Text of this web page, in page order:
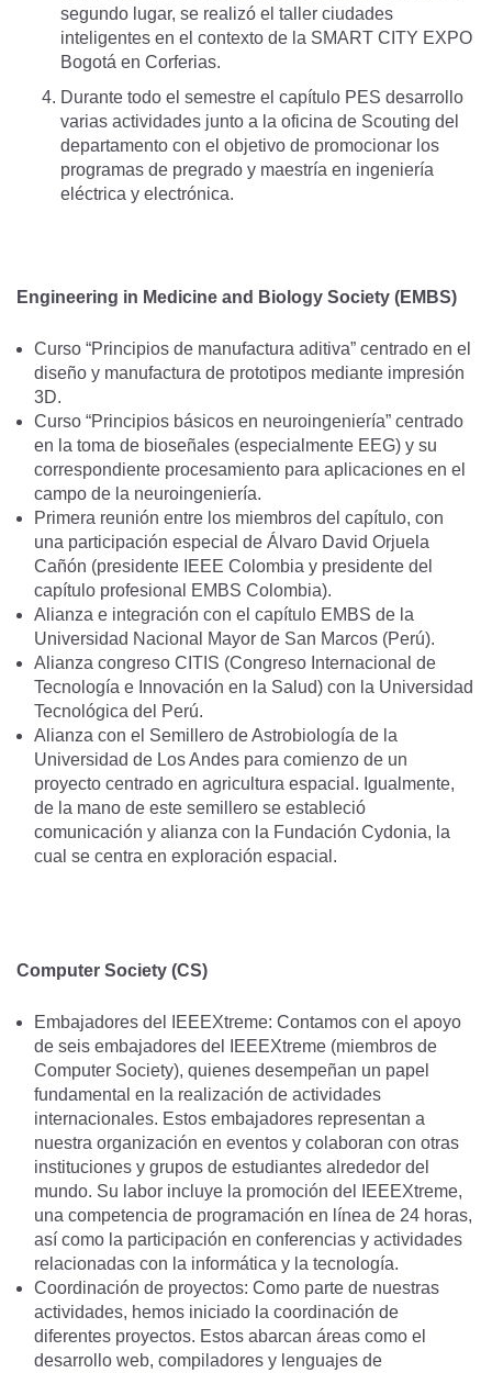
segundo lugar, se realizó el taller ciudades
inteligentes en el contexto de la SMART CITY EXPO
Bogotá en Corferias.
Durante todo el semestre el capítulo PES desarrollo
varias actividades junto a la oficina de Scouting del
departamento con el objetivo de promocionar los
programas de pregrado y maestría en ingeniería
eléctrica y electrónica.
Engineering in Medicine and Biology Society (EMBS)
Curso “Principios de manufactura aditiva” centrado en el
diseño y manufactura de prototipos mediante impresión
3D.
Curso “Principios básicos en neuroingeniería” centrado
en la toma de bioseñales (especialmente EEG) y su
correspondiente procesamiento para aplicaciones en el
campo de la neuroingeniería.
Primera reunión entre los miembros del capítulo, con
una participación especial de Álvaro David Orjuela
Cañón (presidente IEEE Colombia y presidente del
capítulo profesional EMBS Colombia).
Alianza e integración con el capítulo EMBS de la
Universidad Nacional Mayor de San Marcos (Perú).
Alianza congreso CITIS (Congreso Internacional de
Tecnología e Innovación en la Salud) con la Universidad
Tecnológica del Perú.
Alianza con el Semillero de Astrobiología de la
Universidad de Los Andes para comienzo de un
proyecto centrado en agricultura espacial. Igualmente,
de la mano de este semillero se estableció
comunicación y alianza con la Fundación Cydonia, la
cual se centra en exploración espacial.
Computer Society (CS)
Embajadores del IEEEXtreme: Contamos con el apoyo
de seis embajadores del IEEEXtreme (miembros de
Computer Society), quienes desempeñan un papel
fundamental en la realización de actividades
internacionales. Estos embajadores representan a
nuestra organización en eventos y colaboran con otras
instituciones y grupos de estudiantes alrededor del
mundo. Su labor incluye la promoción del IEEEXtreme,
una competencia de programación en línea de 24 horas,
así como la participación en conferencias y actividades
relacionadas con la informática y la tecnología.
Coordinación de proyectos: Como parte de nuestras
actividades, hemos iniciado la coordinación de
diferentes proyectos. Estos abarcan áreas como el
desarrollo web, compiladores y lenguajes de